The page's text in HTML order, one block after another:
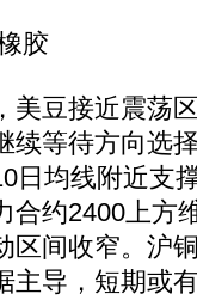
胶
豆接近震荡
续等待方向选
日均线附近支
合约2400上方
区间收窄。沪
主导，短期或